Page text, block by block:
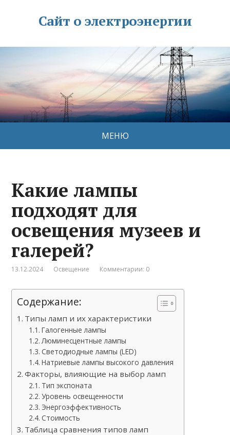
Сайт о электроэнергии
МЕНЮ
Какие лампы
подходят для
освещения музеев и
галерей?
13.12.2024 Освещение Комментарии: 0
Содержание:
Типы ламп и их характеристики
Галогенные лампы
Люминесцентные лампы
Светодиодные лампы (LED)
Натриевые лампы высокого давления
Факторы, влияющие на выбор ламп
Тип экспоната
Уровень освещенности
Энергоэффективность
Стоимость
Таблица сравнения типов ламп